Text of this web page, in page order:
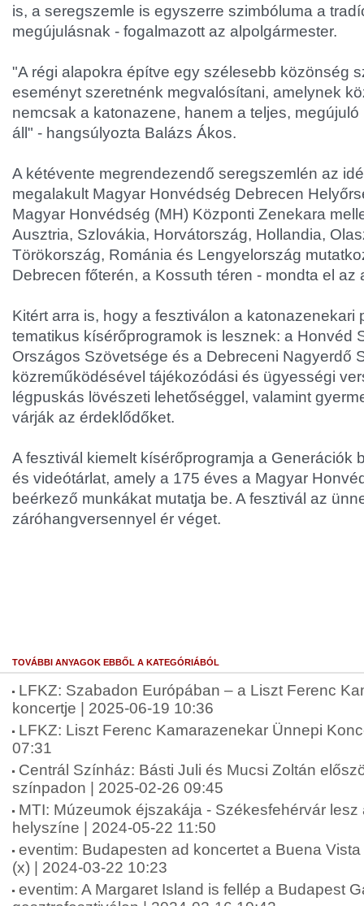
is, a seregszemle is egyszerre szimbóluma a
megújulásnak - fogalmazott az alpolgármester.
"A régi alapokra építve egy szélesebb közönség
eseményt szeretnénk megvalósítani, amelynek
nemcsak a katonazene, hanem a teljes,
áll" - hangsúlyozta Balázs Ákos.
A kétévente megrendezendő seregszemlén az
megalakult Magyar Honvédség Debrecen
Magyar Honvédség (MH) Központi Zenekara
Ausztria, Szlovákia, Horvátország, Hollandia,
Törökország, Románia és Lengyelország
Debrecen főterén, a Kossuth téren - mondta el az
Kitért arra is, hogy a fesztiválon a katonazenekari
tematikus kísérőprogramok is lesznek: a Honvéd
Országos Szövetsége és a Debreceni Nagyerdő
közreműködésével tájékozódási és ügyességi
légpuskás lövészeti lehetőséggel, valamint
várják az érdeklődőket.
A fesztivál kiemelt kísérőprogramja a Generációk
és videótárlat, amely a 175 éves a Magyar
beérkező munkákat mutatja be. A fesztivál az
záróhangversennyel ér véget.
TOVÁBBI ANYAGOK EBBŐL A KATEGÓRIÁBÓL
LFKZ: Szabadon Európában – a Liszt Ferenc
koncertje | 2025-06-19 10:36
LFKZ: Liszt Ferenc Kamarazenekar Ünnepi
07:31
Centrál Színház: Básti Juli és Mucsi Zoltán
színpadon | 2025-02-26 09:45
MTI: Múzeumok éjszakája - Székesfehérvár
helyszíne | 2024-05-22 11:50
eventim: Budapesten ad koncertet a Buena
(x) | 2024-03-22 10:23
eventim: A Margaret Island is fellép a Budapest